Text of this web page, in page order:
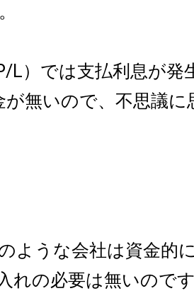
L）では支払利息が発
が無いので、不思議
ような会社は資金的
れの必要は無いので